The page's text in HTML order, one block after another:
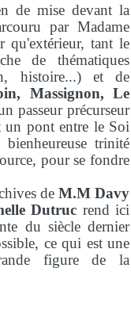
de mise devant la
par Madame
tant le
de thématiques
histoire...) et de
Massignon, Le
passeur précurseur
un pont entre le Soi
trinité
pour se fondre
de M.M Davy
Dutruc rend ici
du siècle dernier
ce qui est une
figure de la